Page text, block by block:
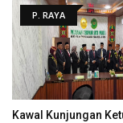
P. RAYA
Kawal Kunjungan